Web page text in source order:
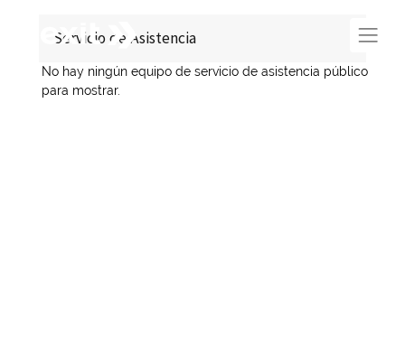
Servicio de Asistencia
No hay ningún equipo de servicio de asistencia público
para mostrar.